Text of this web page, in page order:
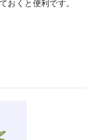
おくと便利です。